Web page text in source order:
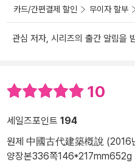
카드/간편결제 할인 무이자 할부
관심 저자, 시리즈의 출간 알림을
10
세일즈포인트 194
원제 中國古代建築槪說 (2016
양장본336쪽146*217mm652g